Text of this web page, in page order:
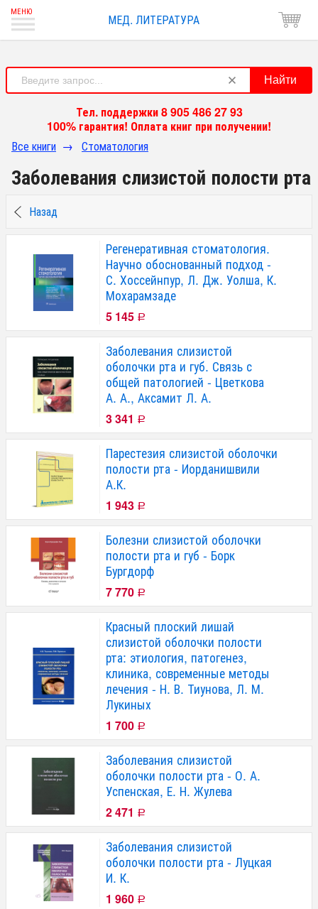
МЕД. ЛИТЕРАТУРА
Найти
Тел. поддержки 8 905 486 27 93
100% гарантия! Оплата книг при получении!
Все книги → Стоматология
Заболевания слизистой полости рта
Назад
Регенеративная стоматология.
Научно обоснованный подход -
С. Хоссейнпур, Л. Дж. Уолша, К.
Мохарамзаде
5 145 Р
Заболевания слизистой
оболочки рта и губ. Связь с
общей патологией - Цветкова
А. А., Аксамит Л. А.
3 341 Р
Парестезия слизистой оболочки
полости рта - Иорданишвили
А.К.
1 943 Р
Болезни слизистой оболочки
полости рта и губ - Борк
Бургдорф
7 770 Р
Красный плоский лишай
слизистой оболочки полости
рта: этиология, патогенез,
клиника, современные методы
лечения - Н. В. Тиунова, Л. М.
Лукиных
1 700 Р
Заболевания слизистой
оболочки полости рта - О. А.
Успенская, Е. Н. Жулева
2 471 Р
Заболевания слизистой
оболочки полости рта - Луцкая
И. К.
1 960 Р